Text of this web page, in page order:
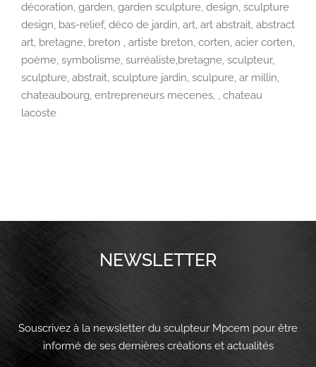
décoration, garden, garden sculpture, design, sculpture
design, bas-relief, déco de jardin, art, art abstrait, abstract
art, bretagne, breton , artiste breton, corten, acier corten,
poème, symbolisme, surréaliste,bretagne, sculpteur,
sculpture, abstrait, sculpture jardin, sculpure, ar millin,
chateaubourg, entrepreneurs mecenes, , chateau
lacoste
NEWSLETTER
Souscrivez à la newsletter du sculpteur Mpcem pour être
informé de ses dernières créations et actualités